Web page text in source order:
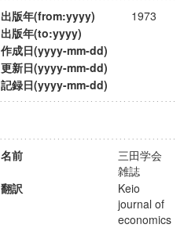
出版年(from:yyyy)
1973
出版年(to:yyyy)
作成日(yyyy-mm-dd)
更新日(yyyy-mm-dd)
記録日(yyyy-mm-dd)
名前
三田学会
雑誌
翻訳
Keio
journal of
economics